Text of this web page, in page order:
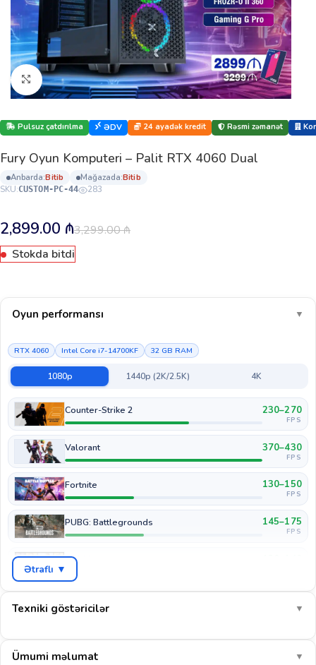
Böyütmək üçün klikləyin
Pulsuz çatdırılma ƏDV 24 ayadək kredit Rəsmi zəmanət
Fury Oyun Komputeri – Palit RTX 4060 Dual
anbarda: bi̇ti̇b mağazada: bi̇ti̇b
SKU:CUSTOM-PC-44 283
3,299.00₼
2,899.00 ₼
Stokda bitdi
Oyun performansı ▼
RTX 4060 Intel Core i7-14700KF 32 GB RAM
1080p 1440p (2K/2.5K) 4K
Counter-Strike 2 230–270
FPS
Valorant 370–430
FPS
Fortnite 130–150
FPS
PUBG: Battlegrounds 145–175
FPS
GTA V
FPS
Ətraflı ▼
Texniki göstəricilər ▼
Ümumi məlumat ▼